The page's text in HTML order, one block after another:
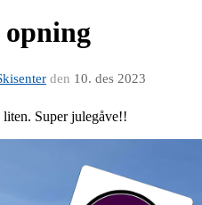
den 10. des 2023
Super julegåve!!